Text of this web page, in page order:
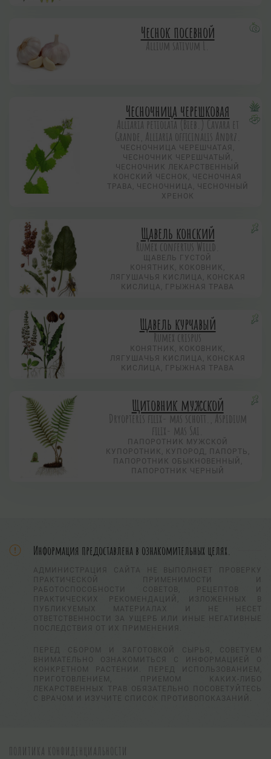
Чеснок посевной
Allium sativum L.
Чесночница черешковая
Alliaria petiolata (Bieb.) Cavara et
Grande, Alliaria officinalis Andrz.
ЧЕСНОЧНИЦА ЧЕРЕШЧАТАЯ,
ЧЕСНОЧНИК ЧЕРЕШЧАТЫЙ,
ЧЕСНОЧНИК ЛЕКАРСТВЕННЫЙ
КОНСКИЙ ЧЕСНОК, ЧЕСНОЧНАЯ
ТРАВА, ЧЕСНОЧНИЦА, ЧЕСНОЧНЫЙ
ХРЕНОК
Щавель конский
Rumex confertus Willd.
ЩАВЕЛЬ ГУСТОЙ
КОНЯТНИК, КОКОВНИК,
ЛЯГУШАЧЬЯ КИСЛИЦА, КОНСКАЯ
КИСЛИЦА, ГРЫЖНАЯ ТРАВА
Щавель курчавый
Rumex crispus
КОНЯТНИК, КОКОВНИК,
ЛЯГУШАЧЬЯ КИСЛИЦА, КОНСКАЯ
КИСЛИЦА, ГРЫЖНАЯ ТРАВА
Щитовник мужской
Dryopteris filix- mas schott., Aspidium
filix- mas Sai.
ПАПОРОТНИК МУЖСКОЙ
КУПОРОТНИК, КУПОРОД, ПАПОРТЬ,
ПАПОРОТНИК ОБЫКНОВЕННЫЙ,
ПАПОРОТНИК ЧЕРНЫЙ
Информация предоставлена в ознакомительных целях.
АДМИНИСТРАЦИЯ САЙТА НЕ ВЫПОЛНЯЕТ ПРОВЕРКУ
ПРАКТИЧЕСКОЙ ПРИМЕНИМОСТИ И
РАБОТОСПОСОБНОСТИ СОВЕТОВ, РЕЦЕПТОВ И
ПРАКТИЧЕСКИХ РЕКОМЕНДАЦИЙ, ИЗЛОЖЕННЫХ В
ПУБЛИКУЕМЫХ МАТЕРИАЛАХ И НЕ НЕСЕТ
ОТВЕТСТВЕННОСТИ ЗА УЩЕРБ ИЛИ ИНЫЕ НЕГАТИВНЫЕ
ПОСЛЕДСТВИЯ ОТ ИХ ПРИМЕНЕНИЯ.
ПЕРЕД СБОРОМ И ЗАГОТОВКОЙ СЫРЬЯ, СОВЕТУЕМ
ВНИМАТЕЛЬНО ОЗНАКОМИТЬСЯ С ИНФОРМАЦИЕЙ О
КОНКРЕТНОМ РАСТЕНИИ. ПЕРЕД ИСПОЛЬЗОВАНИЕМ,
ПРИГОТОВЛЕНИЕМ, ПРИЕМОМ КАКИХ-ЛИБО
ЛЕКАРСТВЕННЫХ ТРАВ ОБЯЗАТЕЛЬНО ПОСОВЕТУЙТЕСЬ
С ВРАЧОМ И ИЗУЧИТЕ СПИСОК ПРОТИВОПОКАЗАНИЙ.
ПОЛИТИКА КОНФИДЕНЦИАЛЬНОСТИ